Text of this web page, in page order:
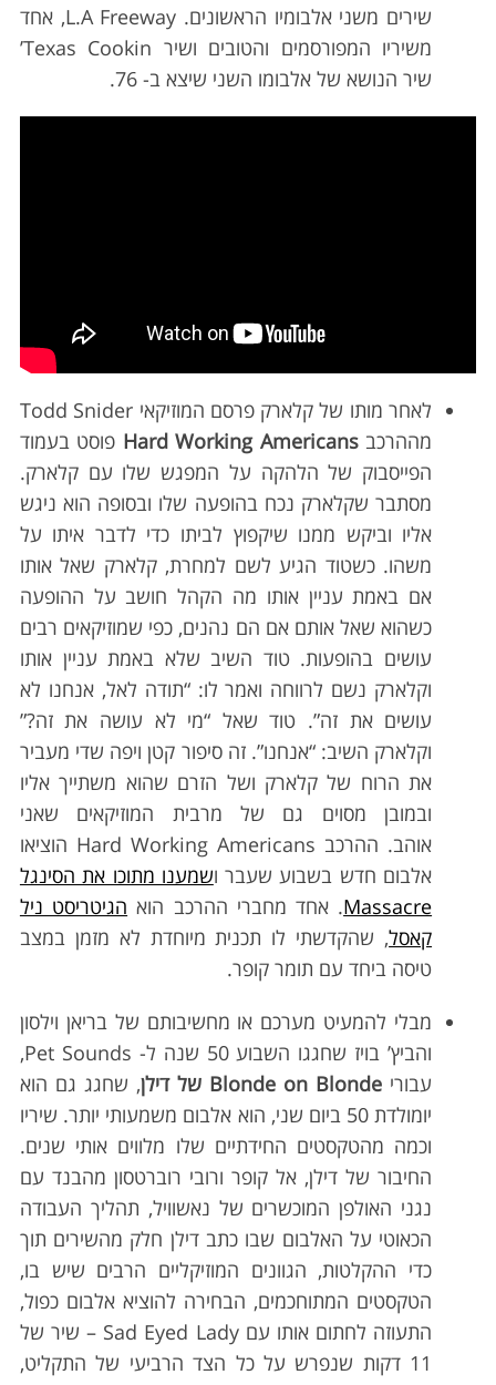
שירים משני אלבומיו הראשונים. L.A Freeway, אחד
משיריו המפורסמים והטובים ושיר Texas Cookin’
שיר הנושא של אלבומו השני שיצא ב- 76.
לאחר מותו של קלארק פרסם המוזיקאי Todd Snider
מההרכבHard Working Americans פוסט בעמוד
הפייסבוק של הלהקה על המפגש שלו עם קלארק.
מסתבר שקלארק נכח בהופעה שלו ובסופה הוא ניגש
אליו וביקש ממנו שיקפוץ לביתו כדי לדבר איתו על
משהו. כשטוד הגיע לשם למחרת, קלארק שאל אותו
אם באמת עניין אותו מה הקהל חושב על ההופעה
כשהוא שאל אותם אם הם נהנים, כפי שמוזיקאים רבים
עושים בהופעות. טוד השיב שלא באמת עניין אותו
וקלארק נשם לרווחה ואמר לו: “תודה לאל, אנחנו לא
עושים את זה”. טוד שאל “מי לא עושה את זה?”
וקלארק השיב: “אנחנו”. זה סיפור קטן ויפה שדי מעביר
את הרוח של קלארק ושל הזרם שהוא משתייך אליו
ובמובן מסוים גם של מרבית המוזיקאים שאני
אוהב. ההרכב Hard Working Americans הוציאו
אלבום חדש בשבוע שעבר ושמענו מתוכו את הסינגל
Massacre. אחד מחברי ההרכב הוא הגיטריסט ניל
קאסל, שהקדשתי לו תכנית מיוחדת לא מזמן במצב
טיסה ביחד עם תומר קופר.
מבלי להמעיט מערכם או מחשיבותם של בריאן וילסון
והביץ’ בויז שחגגו השבוע 50 שנה ל- Pet Sounds,
עבורי Blonde on Blonde של דילן
, שחגג גם הוא
יומולדת 50 ביום שני, הוא אלבום משמעותי יותר. שיריו
וכמה מהטקסטים החידתיים שלו מלווים אותי שנים.
החיבור של דילן, אל קופר ורובי רוברטסון מהבנד עם
נגני האולפן המוכשרים של נאשוויל, תהליך העבודה
הכאוטי על האלבום שבו כתב דילן חלק מהשירים תוך
כדי ההקלטות, הגוונים המוזיקליים הרבים שיש בו,
הטקסטים המתוחכמים, הבחירה להוציא אלבום כפול,
התעוזה לחתום אותו עם Sad Eyed Lady – שיר של
11 דקות שנפרש על כל הצד הרביעי של התקליט,
S
e
a
r
h
f
o
r